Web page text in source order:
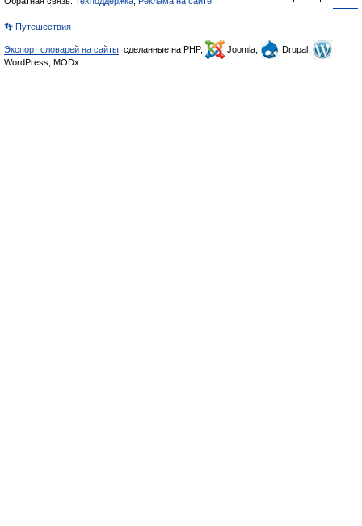
👣 Путешествия
Экспорт словарей на сайты , сделанные на PHP, Joomla,
Drupal,
WordPress, MODx.